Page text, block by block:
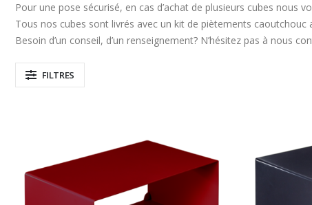
Pour une pose sécurisé, en cas d’achat de plusieurs cubes nous
Tous nos cubes sont livrés avec un kit de piètements caoutchouc
Besoin d’un conseil, d’un renseignement? N’hésitez pas à nous
FILTRES